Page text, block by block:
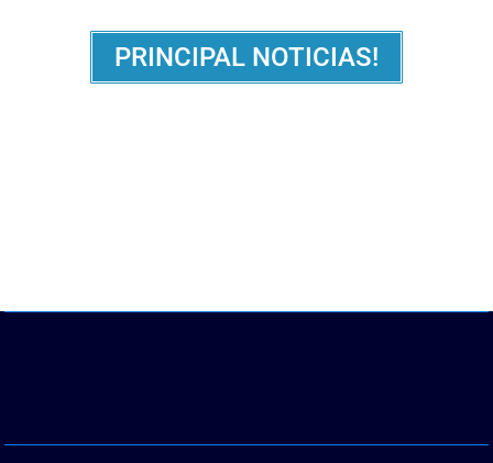
PRINCIPAL NOTICIAS!